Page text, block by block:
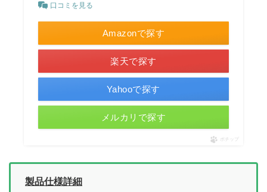
口コミを見る
Amazonで探す
楽天で探す
Yahooで探す
メルカリで探す
ポチップ
製品仕様詳細